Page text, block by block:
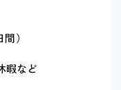
）
暇など